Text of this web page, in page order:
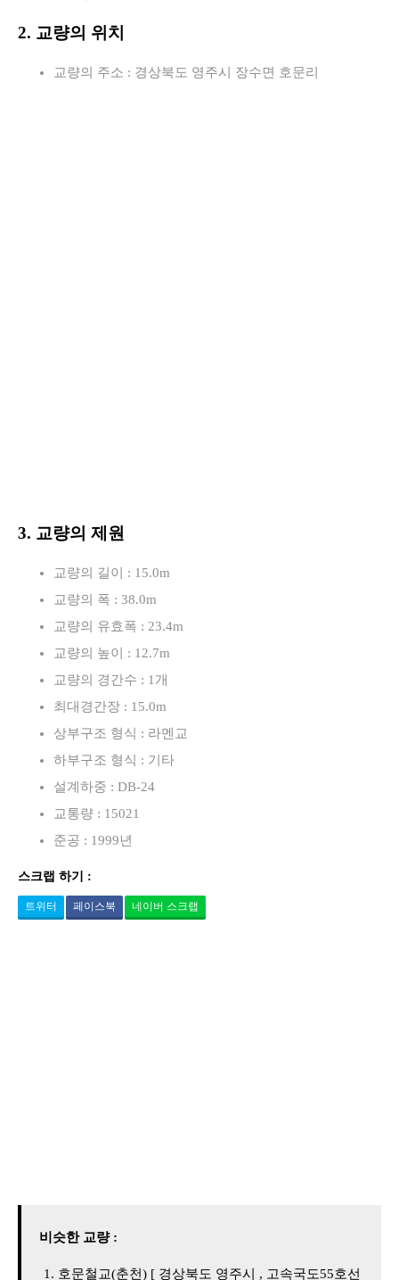
2. 교량의 위치
교량의 주소 : 경상북도 영주시 장수면 호문리
3. 교량의 제원
교량의 길이 : 15.0m
교량의 폭 : 38.0m
교량의 유효폭 : 23.4m
교량의 높이 : 12.7m
교량의 경간수 : 1개
최대경간장 : 15.0m
상부구조 형식 : 라멘교
하부구조 형식 : 기타
설계하중 : DB-24
교통량 : 15021
준공 : 1999년
스크랩 하기 :
트위터 페이스북 네이버 스크랩
비슷한 교량 :
호문철교(춘천) [ 경상북도 영주시 , 고속국도55호선